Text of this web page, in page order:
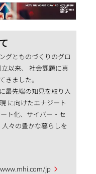
グとものづくりのグロ
以来、 社会課題に真
きました。
最先端の知見を取り入
に向けたエナジート
ト化、サイバー・セ
々の豊かな暮らしを
www.mhi.com/jp